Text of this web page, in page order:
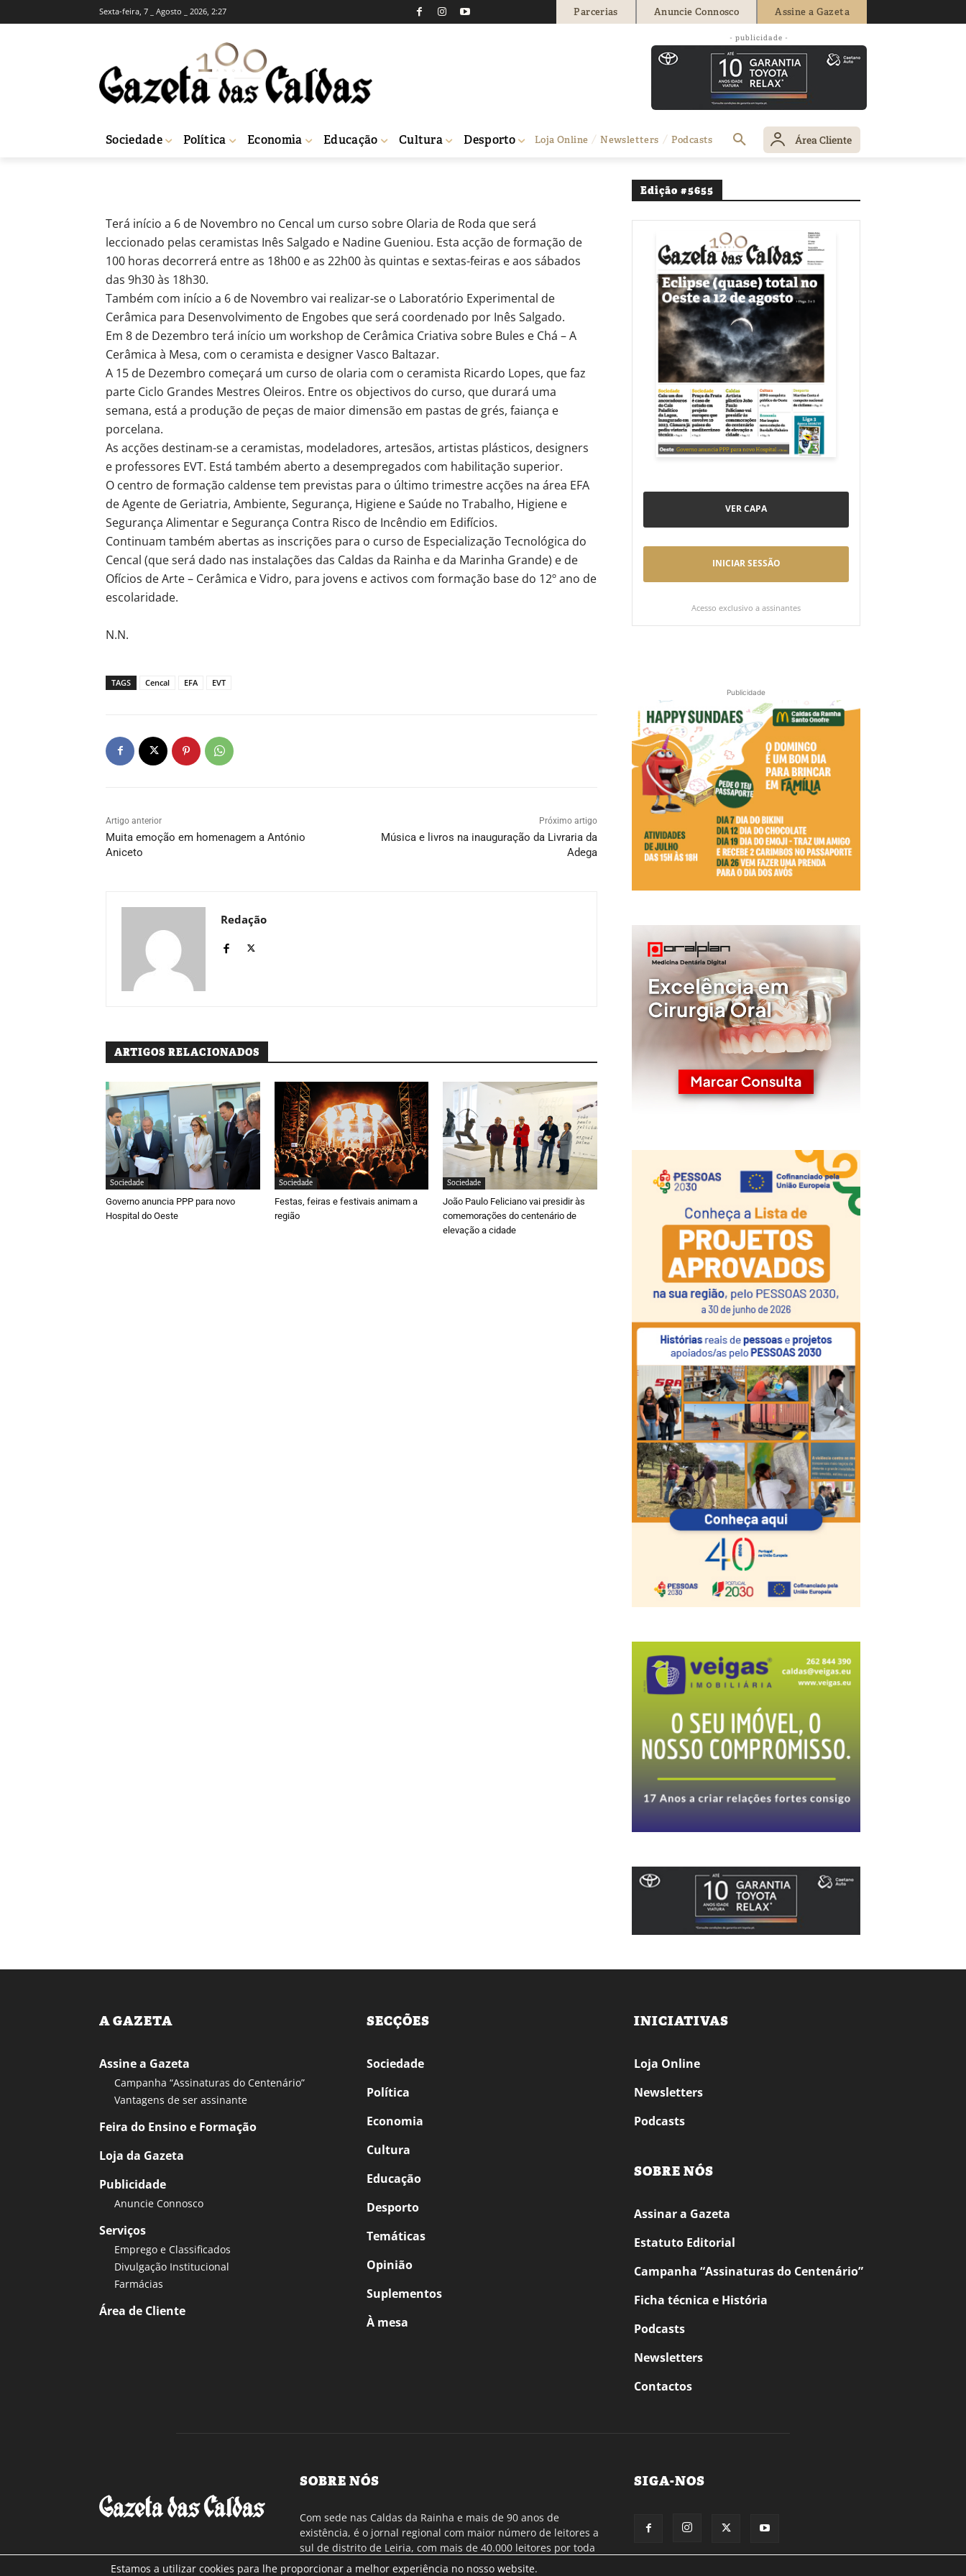
Sexta-feira, 7 _ Agosto _ 2026, 2:27 Parcerias Anuncie Connosco Assine a Gazeta
- publicidade -
Sociedade Política Economia Educação Cultura Desporto Loja Online Newsletters Podcasts Área Cliente
ACTUAIS SOCIEDADE
Inscrições abertas para cursos de cerâmica no Cencal
Redação 27 de Outubro, 2014
Terá início a 6 de Novembro no Cencal um curso sobre Olaria de Roda que será
leccionado pelas ceramistas Inês Salgado e Nadine Gueniou. Esta acção de formação de
100 horas decorrerá entre as 18h00 e as 22h00 às quintas e sextas-feiras e aos sábados
das 9h30 às 18h30.
Também com início a 6 de Novembro vai realizar-se o Laboratório Experimental de
Cerâmica para Desenvolvimento de Engobes que será coordenado por Inês Salgado.
Em 8 de Dezembro terá início um workshop de Cerâmica Criativa sobre Bules e Chá – A
Cerâmica à Mesa, com o ceramista e designer Vasco Baltazar.
A 15 de Dezembro começará um curso de olaria com o ceramista Ricardo Lopes, que faz
parte Ciclo Grandes Mestres Oleiros. Entre os objectivos do curso, que durará uma
semana, está a produção de peças de maior dimensão em pastas de grés, faiança e
porcelana.
As acções destinam-se a ceramistas, modeladores, artesãos, artistas plásticos, designers
e professores EVT. Está também aberto a desempregados com habilitação superior.
O centro de formação caldense tem previstas para o último trimestre acções na área EFA
de Agente de Geriatria, Ambiente, Segurança, Higiene e Saúde no Trabalho, Higiene e
Segurança Alimentar e Segurança Contra Risco de Incêndio em Edifícios.
Continuam também abertas as inscrições para o curso de Especialização Tecnológica do
Cencal (que será dado nas instalações das Caldas da Rainha e da Marinha Grande) e de
Ofícios de Arte – Cerâmica e Vidro, para jovens e activos com formação base do 12º ano de
escolaridade.
N.N.
TAGS Cencal EFA EVT
Artigo anterior
Muita emoção em homenagem a António
Aniceto
Próximo artigo
Música e livros na inauguração da Livraria da
Adega
Redação
ARTIGOS RELACIONADOS
Sociedade
Governo anuncia PPP para novo
Hospital do Oeste
Sociedade
Festas, feiras e festivais animam a
região
Sociedade
João Paulo Feliciano vai presidir às
comemorações do centenário de
elevação a cidade
Edição #5655
VER CAPA
INICIAR SESSÃO
Acesso exclusivo a assinantes
Publicidade
A GAZETA
Assine a Gazeta
Campanha “Assinaturas do Centenário”
Vantagens de ser assinante
Feira do Ensino e Formação
Loja da Gazeta
Publicidade
Anuncie Connosco
Serviços
Emprego e Classificados
Divulgação Institucional
Farmácias
Área de Cliente
SECÇÕES
Sociedade
Política
Economia
Cultura
Educação
Desporto
Temáticas
Opinião
Suplementos
À mesa
INICIATIVAS
Loja Online
Newsletters
Podcasts
SOBRE NÓS
Assinar a Gazeta
Estatuto Editorial
Campanha “Assinaturas do Centenário”
Ficha técnica e História
Podcasts
Newsletters
Contactos
SOBRE NÓS
Com sede nas Caldas da Rainha e mais de 90 anos de
existência, é o jornal regional com maior número de leitores a
sul de distrito de Leiria, com mais de 40.000 leitores por toda
a região Oeste. Jornal com distribuição em Portugal
SIGA-NOS
Estamos a utilizar cookies para lhe proporcionar a melhor experiência no nosso website.